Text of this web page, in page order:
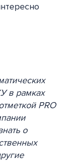
в рамках
PRO
о